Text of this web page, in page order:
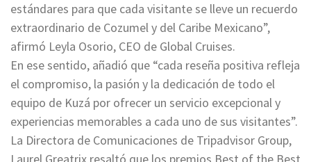
estándares para que cada visitante se lleve un recuerdo
extraordinario de Cozumel y del Caribe Mexicano”,
afirmó Leyla Osorio, CEO de Global Cruises.
En ese sentido, añadió que “cada reseña positiva refleja
el compromiso, la pasión y la dedicación de todo el
equipo de Kuzá por ofrecer un servicio excepcional y
experiencias memorables a cada uno de sus visitantes”.
La Directora de Comunicaciones de Tripadvisor Group,